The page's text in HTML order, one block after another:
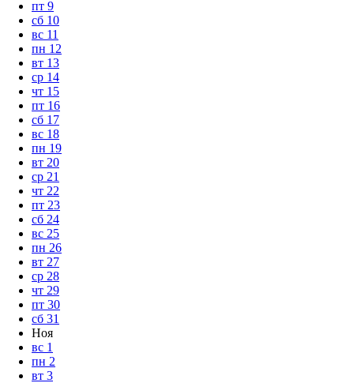
пт 9
сб 10
вс 11
пн 12
вт 13
ср 14
чт 15
пт 16
сб 17
вс 18
пн 19
вт 20
ср 21
чт 22
пт 23
сб 24
вс 25
пн 26
вт 27
ср 28
чт 29
пт 30
сб 31
Ноя
вс 1
пн 2
вт 3